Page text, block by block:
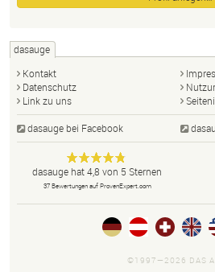
dasauge
Kontakt
Datenschutz
Link zu uns
dasauge bei Facebook
dasauge
Designer,
Fotografen,
Agenturen,
Portfolios
und Jobs.
Anonym
dasauge hat4,8 von 5 Sternen
37Bewertungen auf ProvenExpert.com
©1997—2026 DAS